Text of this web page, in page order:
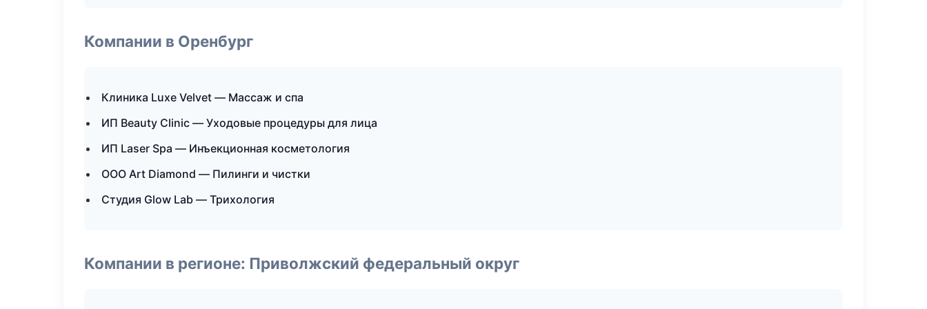
Компании в Оренбург
Клиника Luxe Velvet — Массаж и спа
ИП Beauty Clinic — Уходовые процедуры для лица
ИП Laser Spa — Инъекционная косметология
ООО Art Diamond — Пилинги и чистки
Студия Glow Lab — Трихология
Компании в регионе: Приволжский федеральный округ